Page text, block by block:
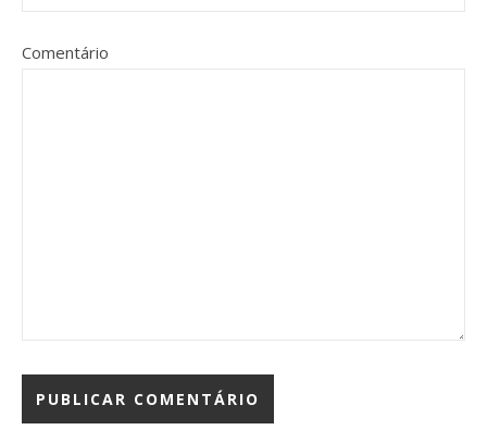
Comentário